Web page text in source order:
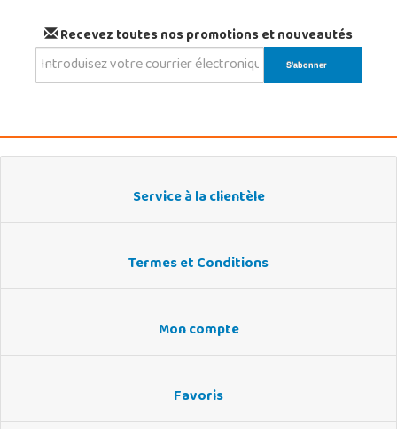
Recevez toutes nos promotions et nouveautés
Service à la clientèle
Termes et Conditions
Mon compte
Favoris